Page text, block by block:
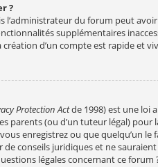
?
l’administrateur du forum peut
supplémentaires
création d’un compte est rapide et
Protection Actde 1998) est une loi
parents (ou d’un tuteur légal) pour
enregistrez ou que quelqu’un
conseils juridiques et ne
légales concernant ce forum